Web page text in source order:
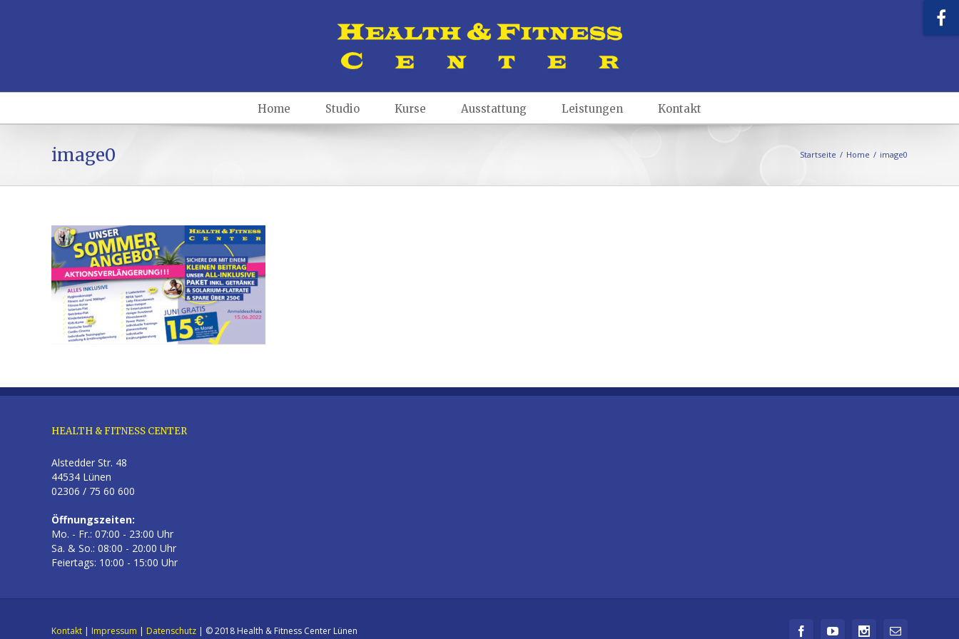
Home Studio Kurse Ausstattung Leistungen Kontakt
image0 Startseite / Home / image0
HEALTH & FITNESS CENTER
Alstedder Str. 48
44534 Lünen
02306 / 75 60 600
Öffnungszeiten:
Mo. - Fr.: 07:00 - 23:00 Uhr
Sa. & So.: 08:00 - 20:00 Uhr
Feiertags: 10:00 - 15:00 Uhr
Kontakt | Impressum | Datenschutz | © 2018 Health & Fitness Center Lünen